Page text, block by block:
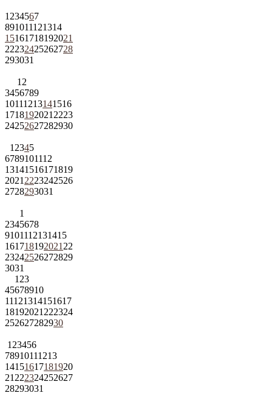
1 234567
891011121314
15161718192021
22232425262728
293031
1 2
3456789
10111213141516
1718192021 2223
24252627282930
1 2345
6789101112
13141516171819
2021 2223242526
2728293031
1
2345678
9101112131415
161718192021 22
23242526272829
3031
1 23
45678910
11121314151617
18192021 222324
252627282930
1 23456
78910111213
14151617181920
21 222324252627
28293031